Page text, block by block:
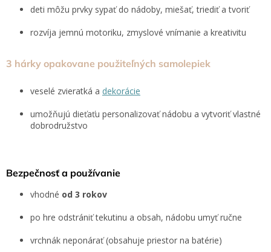
deti môžu prvky sypať do nádoby, miešať, triediť a tvoriť
rozvíja jemnú motoriku, zmyslové vnímanie a kreativitu
3 hárky opakovane použiteľných samolepiek
veselé zvieratká a dekorácie
umožňujú dieťaťu personalizovať nádobu a vytvoriť vlastné
dobrodružstvo
Bezpečnosť a používanie
vhodné od 3 rokov
po hre odstrániť tekutinu a obsah, nádobu umyť ručne
vrchnák neponárať (obsahuje priestor na batérie)